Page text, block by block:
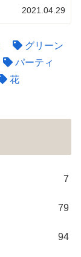
2021.04.29
グリーン
パーティ
花
7
79
94